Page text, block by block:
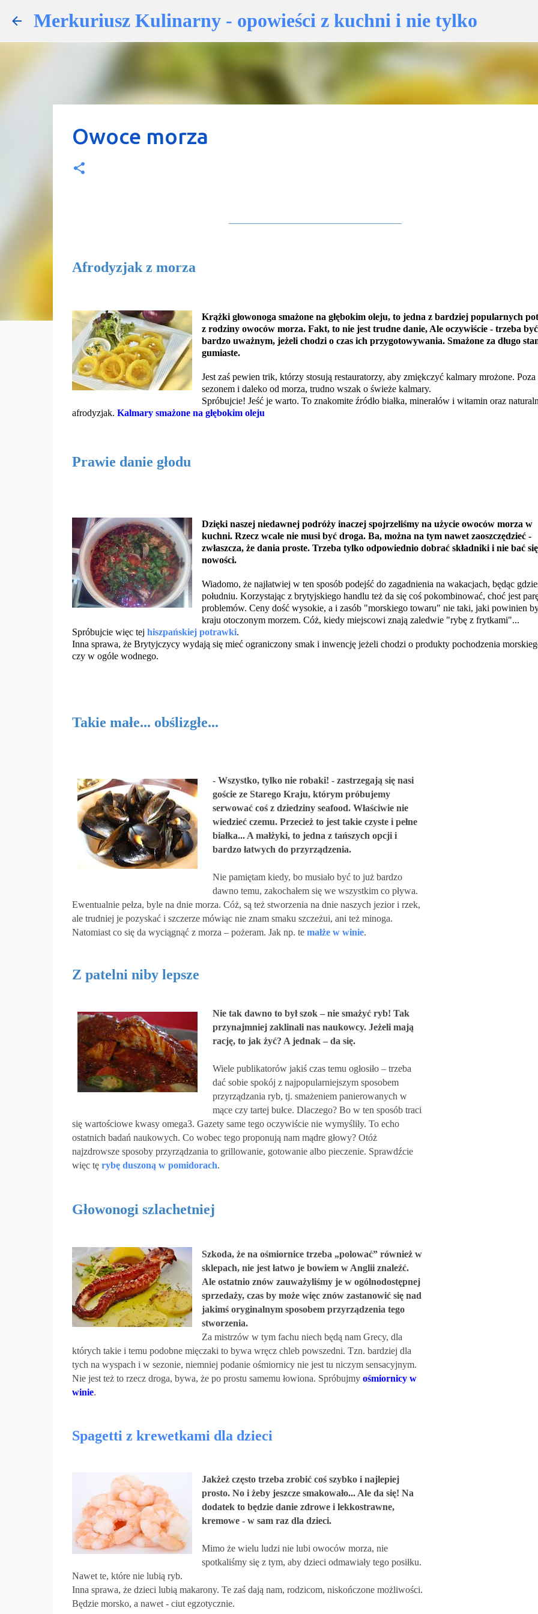
Przejdź do głównej zawartości
Merkuriusz Kulinarny - opowieści z kuchni i nie tylko
Owoce morza
Afrodyzjak z morza
Krążki głowonoga smażone na głębokim oleju, to jedna z bardziej popularnych
z rodziny owoców morza. Fakt, to nie jest trudne danie, Ale oczywiście - trzeba być
bardzo uważnym, jeżeli chodzi o czas ich przygotowywania. Smażone za długo
gumiaste.
Jest zaś pewien trik, którzy stosują restauratorzy, aby zmiękczyć kalmary mrożone. Poza
sezonem i daleko od morza, trudno wszak o świeże kalmary.
Spróbujcie! Jeść je warto. To znakomite źródło białka, minerałów i witamin oraz
afrodyzjak. Kalmary smażone na głębokim oleju
Prawie danie głodu
Dzięki naszej niedawnej podróży inaczej spojrzeliśmy na użycie owoców morza w
kuchni. Rzecz wcale nie musi być droga. Ba, można na tym nawet zaoszczędzieć -
zwłaszcza, że dania proste. Trzeba tylko odpowiednio dobrać składniki i nie bać się
nowości.
Wiadomo, że najłatwiej w ten sposób podejść do zagadnienia na wakacjach, będąc
południu. Korzystając z brytyjskiego handlu też da sięcoś pokombinować, choć jest
problemów. Ceny dość wysokie, a i zasób "morskiego towaru" nie taki, jaki powinien
kraju otoczonym morzem. Cóż, kiedy miejscowi znają zaledwie "rybę z frytkami"...
Spróbujcie więc tej hiszpańskiej potrawki.
Inna sprawa, że Brytyjczycy wydają się mieć ograniczony smak i inwencję jeżeli chodzi o produkty pochodzenia
czy w ogóle wodnego.
Takie małe... obślizgłe...
- Wszystko, tylko nie robaki! - zastrzegają się nasi
goście ze Starego Kraju, którym próbujemy
serwować coś z dziedziny seafood. Właściwie nie
wiedzieć czemu. Przecież to jest takie czyste i pełne
białka... A małżyki, to jedna z tańszych opcji i
bardzo łatwych do przyrządzenia.
Nie pamiętam kiedy, bo musiało być to już bardzo
dawno temu, zakochałem się we wszystkim co pływa.
Ewentualnie pełza, byle na dnie morza. Cóż, są też stworzenia na dnie naszych jezior i rzek,
ale trudniej je pozyskać i szczerze mówiąc nie znam smaku szczeżui, ani też minoga.
Natomiast co się da wyciągnąć z morza – pożeram. Jak np. te małże w winie.
Z patelni niby lepsze
Nie tak dawno to był szok – nie smażyć ryb! Tak
przynajmniej zaklinali nas naukowcy. Jeżeli mają
rację, to jak żyć? A jednak – da się.
Wiele publikatorów jakiś czas temu ogłosiło – trzeba
dać sobie spokój z najpopularniejszym sposobem
przyrządzania ryb, tj. smażeniem panierowanych w
mące czy tartej bułce. Dlaczego? Bo w ten sposób traci
się wartościowe kwasy omega3. Gazety same tego oczywiście nie wymyśliły. To echo
ostatnich badań naukowych. Co wobec tego proponują nam mądre głowy? Otóż
najzdrowsze sposoby przyrządzania to grillowanie, gotowanie albo pieczenie. Sprawdźcie
więc tę rybę duszoną w pomidorach.
Głowonogi szlachetniej
Szkoda, że na ośmiornice trzeba „polować” również w
sklepach, nie jest łatwo je bowiem w Anglii znaleźć.
Ale ostatnio znów zauważyliśmy je w ogólnodostępnej
sprzedaży, czas by może więc znów zastanowić się nad
jakimś oryginalnym sposobem przyrządzenia tego
stworzenia.
Za mistrzów w tym fachu niech będą nam Grecy, dla
których takie i temu podobne mięczaki to bywa wręcz chleb powszedni. Tzn. bardziej dla
tych na wyspach i w sezonie, niemniej podanie ośmiornicy nie jest tu niczym sensacyjnym.
Nie jest też to rzecz droga, bywa, że po prostu samemu łowiona. Spróbujmy ośmiornicy w
winie.
Spagetti z krewetkami dla dzieci
Jakżeż często trzeba zrobić coś szybko i najlepiej
prosto. No i żeby jeszcze smakowało... Ale da się! Na
dodatek to będzie danie zdrowe i lekkostrawne,
kremowe - w sam raz dla dzieci.
Mimo że wielu ludzi nie lubi owoców morza, nie
spotkaliśmy się z tym, aby dzieci odmawiały tego posiłku.
Nawet te, które nie lubią ryb.
Inna sprawa, że dzieci lubią makarony. Te zaś dają nam, rodzicom, niskończone możliwości.
Będzie morsko, a nawet - ciut egzotycznie.